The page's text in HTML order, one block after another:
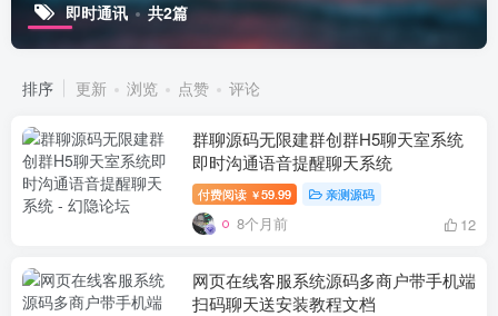
即时通讯 共2篇
排序 更新 浏览 点赞 评论
群聊源码无限建群创群H5聊天室系统
即时沟通语音提醒聊天系统
付费阅读 ￥59.99 亲测源码
8个月前 12
网页在线客服系统源码多商户带手机端
扫码聊天送安装教程文档